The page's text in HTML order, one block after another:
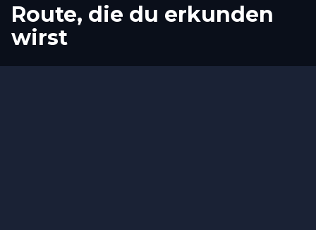
Route, die du erkunden
wirst